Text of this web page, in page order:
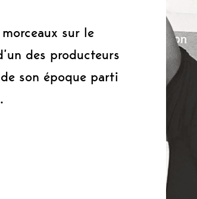
sur le
des producteurs
son époque parti